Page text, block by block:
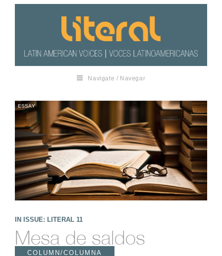
Navigate / Navegar
ESSAY
IN ISSUE: LITERAL 11
Mesa de saldos
COLUMN/COLUMNA